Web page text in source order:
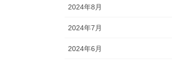
2024年8月
2024年7月
2024年6月